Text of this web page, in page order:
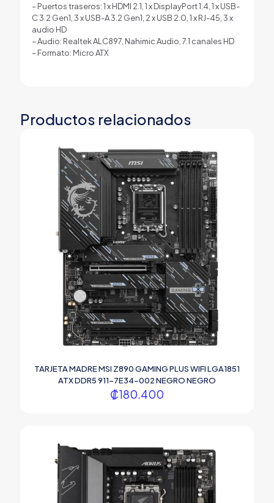
– Puertos traseros: 1 x HDMI 2.1, 1 x DisplayPort 1.4, 1 x USB-
C 3.2 Gen1, 3 x USB-A 3.2 Gen1, 2 x USB 2.0, 1 x RJ-45, 3 x
audio HD
– Audio: Realtek ALC897, Nahimic Audio, 7.1 canales HD
– Formato: Micro ATX
Productos relacionados
TARJETA MADRE MSI Z890 GAMING PLUS WIFI LGA1851
ATX DDR5 911-7E34-002 NEGRO NEGRO
₡180.400